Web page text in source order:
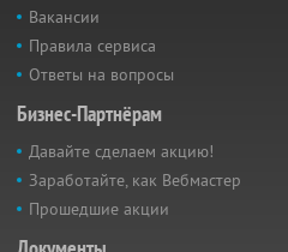
Вакансии
Правила сервиса
Ответы на вопросы
Бизнес-Партнёрам
Давайте сделаем акцию!
Заработайте, как Вебмастер
Прошедшие акции